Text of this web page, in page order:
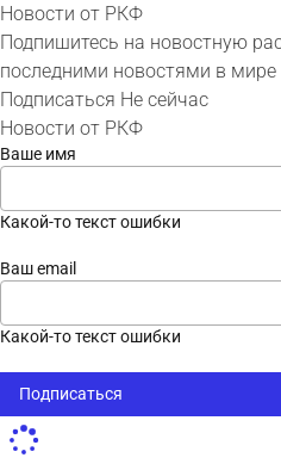
Новости от РКФ
Подпишитесь на новостную
последними новостями в мире
Подписаться Не сейчас
Новости от РКФ
Ваше имя
Какой-то текст ошибки
Ваш email
Какой-то текст ошибки
Подписаться